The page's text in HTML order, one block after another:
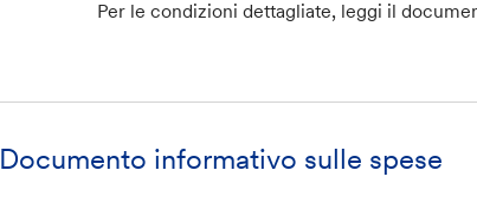
Per le condizioni dettagliate, leggi il
Documento informativo sulle spese